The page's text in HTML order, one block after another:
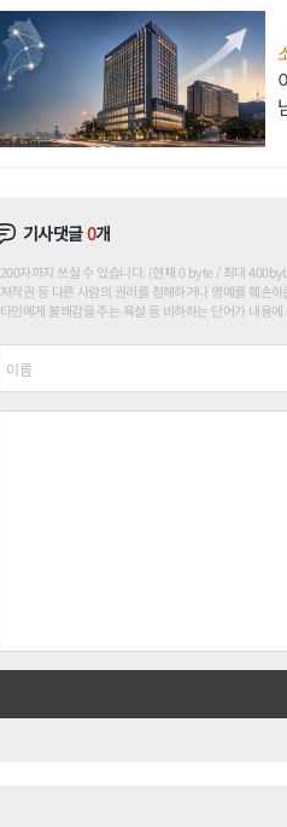
기사댓글0개
200자까지 쓰실 수 있습니다. (현재 0 byte / 최대
저작권 등 다른 사람의 권리를 침해하거나 명예를 훼손
타인에게 불쾌감을 주는 욕설 등 비하하는 단어가 내용